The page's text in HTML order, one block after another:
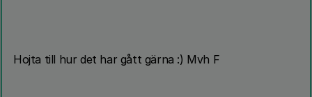
Hojta till hur det har gått gärna :) Mvh F